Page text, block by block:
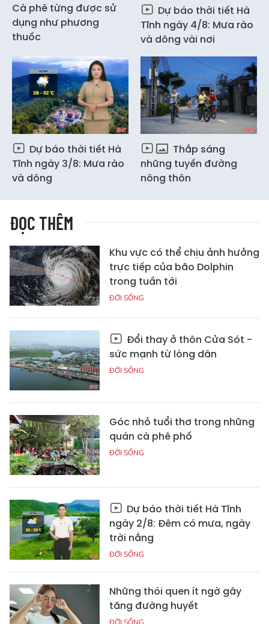
Cà phê từng được sử
dụng như phương
thuốc
Dự báo thời tiết Hà
Tĩnh ngày 4/8: Mưa rào
và dông vài nơi
Dự báo thời tiết Hà
Tĩnh ngày 3/8: Mưa rào
và dông
Thắp sáng
những tuyến đường
nông thôn
ĐỌC THÊM
Khu vực có thể chịu ảnh hưởng
trực tiếp của bão Dolphin
trong tuần tới
ĐỜI SỐNG
Đổi thay ở thôn Cửa Sót -
sức mạnh từ lòng dân
ĐỜI SỐNG
Góc nhỏ tuổi thơ trong những
quán cà phê phố
ĐỜI SỐNG
Dự báo thời tiết Hà Tĩnh
ngày 2/8: Đêm có mưa, ngày
trời nắng
ĐỜI SỐNG
Những thói quen ít ngờ gây
tăng đường huyết
ĐỜI SỐNG